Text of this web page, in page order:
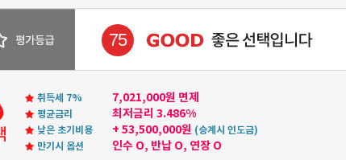
75
취득세 7% 7,021,000원 면제
평균금리 최저금리 3.486%
낮은 초기비용 + 53,500,000원 (승계시 인도금)
만기시 옵션
인수 O, 반납 O, 연장 O